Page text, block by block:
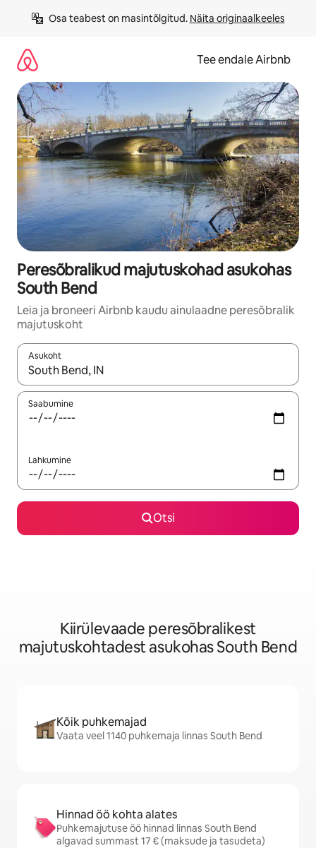
Osa teabest on masintõlgitud. Näita originaalkeeles
Tee endale Airbnb
Peresõbralikud majutuskohad asukohas
South Bend
Leia ja broneeri Airbnb kaudu ainulaadne peresõbralik
majutuskoht
Asukoht
Kui tulemused on kuvatud, liigu ekraanil nooleklahvidega või
Saabumine
Lahkumine
Otsi
Kiirülevaade peresõbralikest
majutuskohtadest asukohas South Bend
Kõik puhkemajad
Vaata veel 1140 puhkemaja linnas South Bend
Hinnad öö kohta alates
Puhkemajutuse öö hinnad linnas South Bend
algavad summast 17 € (maksude ja tasudeta)